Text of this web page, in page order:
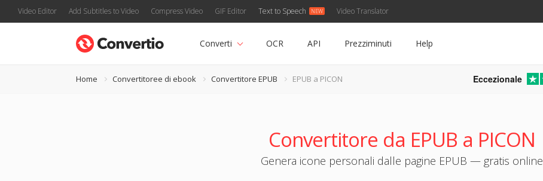
Video Editor Add Subtitles to Video Compress Video GIF Editor Text to Speech Video Translator
Converti OCR API Prezziminuti Help
Home Convertitoree di ebook Convertitore EPUB EPUB a PICON Eccezionale
Convertitore da EPUB a PICON
Genera icone personali dalle pagine EPUB — gratis online